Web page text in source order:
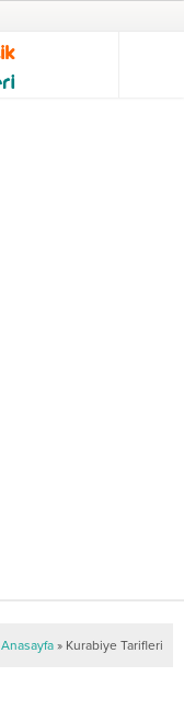
Anasayfa » Kurabiye Tarifleri